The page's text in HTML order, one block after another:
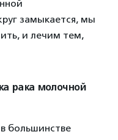
замыкается, мы
и лечим тем,
рака молочной
большинстве